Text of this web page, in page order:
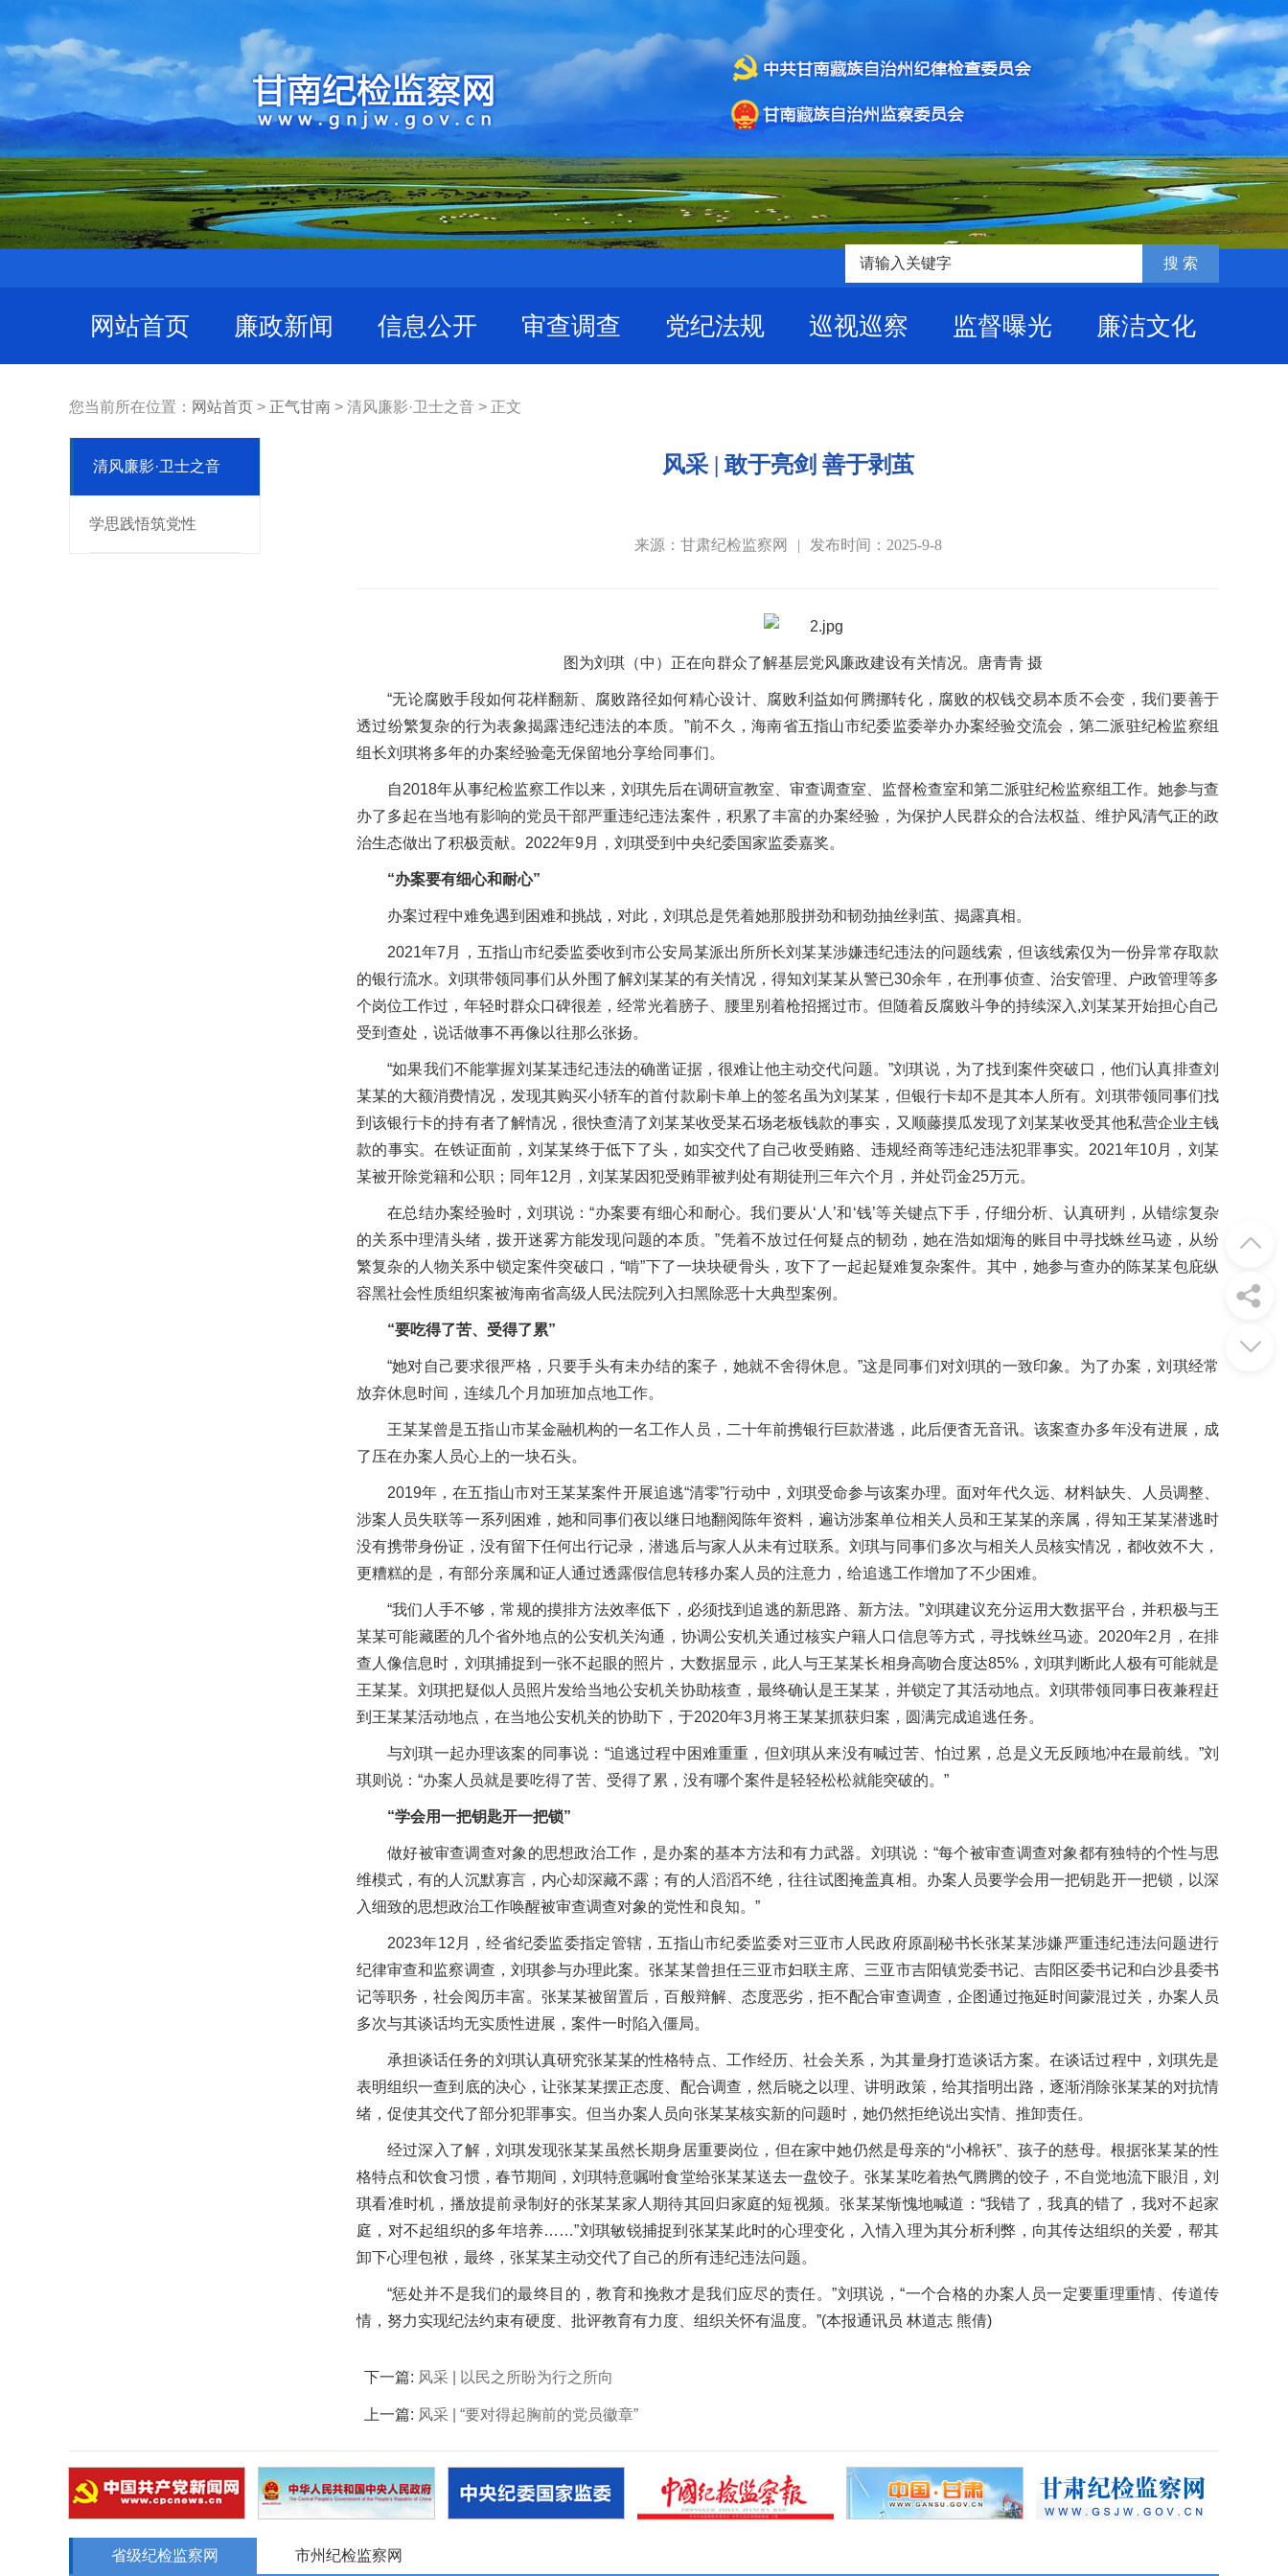
网站首页 廉政新闻 信息公开 审查调查 党纪法规 巡视巡察 监督曝光 廉洁文化
您当前所在位置： 网站首页 > 正气甘南 > 清风廉影·卫士之音 > 正文
清风廉影·卫士之音
学思践悟筑党性
风采 | 敢于亮剑 善于剥茧
来源：甘肃纪检监察网 | 发布时间：2025-9-8
图为刘琪（中）正在向群众了解基层党风廉政建设有关情况。唐青青 摄
“无论腐败手段如何花样翻新、腐败路径如何精心设计、腐败利益如何腾挪转化，腐败的权钱交易本质不会变，我们要善于
透过纷繁复杂的行为表象揭露违纪违法的本质。”前不久，海南省五指山市纪委监委举办办案经验交流会，第二派驻纪检监察组
组长刘琪将多年的办案经验毫无保留地分享给同事们。
自2018年从事纪检监察工作以来，刘琪先后在调研宣教室、审查调查室、监督检查室和第二派驻纪检监察组工作。她参与查
办了多起在当地有影响的党员干部严重违纪违法案件，积累了丰富的办案经验，为保护人民群众的合法权益、维护风清气正的政
治生态做出了积极贡献。2022年9月，刘琪受到中央纪委国家监委嘉奖。
“办案要有细心和耐心”
办案过程中难免遇到困难和挑战，对此，刘琪总是凭着她那股拼劲和韧劲抽丝剥茧、揭露真相。
2021年7月，五指山市纪委监委收到市公安局某派出所所长刘某某涉嫌违纪违法的问题线索，但该线索仅为一份异常存取款
的银行流水。刘琪带领同事们从外围了解刘某某的有关情况，得知刘某某从警已30余年，在刑事侦查、治安管理、户政管理等多
个岗位工作过，年轻时群众口碑很差，经常光着膀子、腰里别着枪招摇过市。但随着反腐败斗争的持续深入,刘某某开始担心自己
受到查处，说话做事不再像以往那么张扬。
“如果我们不能掌握刘某某违纪违法的确凿证据，很难让他主动交代问题。”刘琪说，为了找到案件突破口，他们认真排查刘
某某的大额消费情况，发现其购买小轿车的首付款刷卡单上的签名虽为刘某某，但银行卡却不是其本人所有。刘琪带领同事们找
到该银行卡的持有者了解情况，很快查清了刘某某收受某石场老板钱款的事实，又顺藤摸瓜发现了刘某某收受其他私营企业主钱
款的事实。在铁证面前，刘某某终于低下了头，如实交代了自己收受贿赂、违规经商等违纪违法犯罪事实。2021年10月，刘某
某被开除党籍和公职；同年12月，刘某某因犯受贿罪被判处有期徒刑三年六个月，并处罚金25万元。
在总结办案经验时，刘琪说：“办案要有细心和耐心。我们要从‘人’和‘钱’等关键点下手，仔细分析、认真研判，从错综复杂
的关系中理清头绪，拨开迷雾方能发现问题的本质。”凭着不放过任何疑点的韧劲，她在浩如烟海的账目中寻找蛛丝马迹，从纷
繁复杂的人物关系中锁定案件突破口，“啃”下了一块块硬骨头，攻下了一起起疑难复杂案件。其中，她参与查办的陈某某包庇纵
容黑社会性质组织案被海南省高级人民法院列入扫黑除恶十大典型案例。
“要吃得了苦、受得了累”
“她对自己要求很严格，只要手头有未办结的案子，她就不舍得休息。”这是同事们对刘琪的一致印象。为了办案，刘琪经常
放弃休息时间，连续几个月加班加点地工作。
王某某曾是五指山市某金融机构的一名工作人员，二十年前携银行巨款潜逃，此后便杳无音讯。该案查办多年没有进展，成
了压在办案人员心上的一块石头。
2019年，在五指山市对王某某案件开展追逃“清零”行动中，刘琪受命参与该案办理。面对年代久远、材料缺失、人员调整、
涉案人员失联等一系列困难，她和同事们夜以继日地翻阅陈年资料，遍访涉案单位相关人员和王某某的亲属，得知王某某潜逃时
没有携带身份证，没有留下任何出行记录，潜逃后与家人从未有过联系。刘琪与同事们多次与相关人员核实情况，都收效不大，
更糟糕的是，有部分亲属和证人通过透露假信息转移办案人员的注意力，给追逃工作增加了不少困难。
“我们人手不够，常规的摸排方法效率低下，必须找到追逃的新思路、新方法。”刘琪建议充分运用大数据平台，并积极与王
某某可能藏匿的几个省外地点的公安机关沟通，协调公安机关通过核实户籍人口信息等方式，寻找蛛丝马迹。2020年2月，在排
查人像信息时，刘琪捕捉到一张不起眼的照片，大数据显示，此人与王某某长相身高吻合度达85%，刘琪判断此人极有可能就是
王某某。刘琪把疑似人员照片发给当地公安机关协助核查，最终确认是王某某，并锁定了其活动地点。刘琪带领同事日夜兼程赶
到王某某活动地点，在当地公安机关的协助下，于2020年3月将王某某抓获归案，圆满完成追逃任务。
与刘琪一起办理该案的同事说：“追逃过程中困难重重，但刘琪从来没有喊过苦、怕过累，总是义无反顾地冲在最前线。”刘
琪则说：“办案人员就是要吃得了苦、受得了累，没有哪个案件是轻轻松松就能突破的。”
“学会用一把钥匙开一把锁”
做好被审查调查对象的思想政治工作，是办案的基本方法和有力武器。刘琪说：“每个被审查调查对象都有独特的个性与思
维模式，有的人沉默寡言，内心却深藏不露；有的人滔滔不绝，往往试图掩盖真相。办案人员要学会用一把钥匙开一把锁，以深
入细致的思想政治工作唤醒被审查调查对象的党性和良知。”
2023年12月，经省纪委监委指定管辖，五指山市纪委监委对三亚市人民政府原副秘书长张某某涉嫌严重违纪违法问题进行
纪律审查和监察调查，刘琪参与办理此案。张某某曾担任三亚市妇联主席、三亚市吉阳镇党委书记、吉阳区委书记和白沙县委书
记等职务，社会阅历丰富。张某某被留置后，百般辩解、态度恶劣，拒不配合审查调查，企图通过拖延时间蒙混过关，办案人员
多次与其谈话均无实质性进展，案件一时陷入僵局。
承担谈话任务的刘琪认真研究张某某的性格特点、工作经历、社会关系，为其量身打造谈话方案。在谈话过程中，刘琪先是
表明组织一查到底的决心，让张某某摆正态度、配合调查，然后晓之以理、讲明政策，给其指明出路，逐渐消除张某某的对抗情
绪，促使其交代了部分犯罪事实。但当办案人员向张某某核实新的问题时，她仍然拒绝说出实情、推卸责任。
经过深入了解，刘琪发现张某某虽然长期身居重要岗位，但在家中她仍然是母亲的“小棉袄”、孩子的慈母。根据张某某的性
格特点和饮食习惯，春节期间，刘琪特意嘱咐食堂给张某某送去一盘饺子。张某某吃着热气腾腾的饺子，不自觉地流下眼泪，刘
琪看准时机，播放提前录制好的张某某家人期待其回归家庭的短视频。张某某惭愧地喊道：“我错了，我真的错了，我对不起家
庭，对不起组织的多年培养……”刘琪敏锐捕捉到张某某此时的心理变化，入情入理为其分析利弊，向其传达组织的关爱，帮其
卸下心理包袱，最终，张某某主动交代了自己的所有违纪违法问题。
“惩处并不是我们的最终目的，教育和挽救才是我们应尽的责任。”刘琪说，“一个合格的办案人员一定要重理重情、传道传
情，努力实现纪法约束有硬度、批评教育有力度、组织关怀有温度。”(本报通讯员 林道志 熊倩)
下一篇: 风采 | 以民之所盼为行之所向
上一篇: 风采 | “要对得起胸前的党员徽章”
省级纪检监察网 市州纪检监察网